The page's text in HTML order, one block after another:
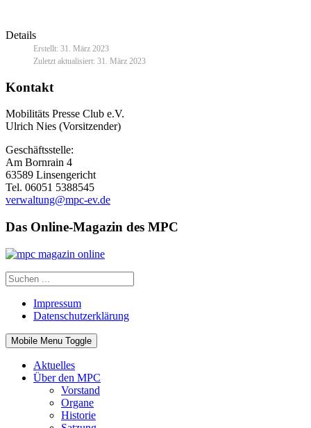
Details
Erstellt: 31. März 2023
Zuletzt aktualisiert: 31. März 2023
Kontakt
Mobilitäts Presse Club e.V.
Ulrich Nies (Vorsitzender)
Geschäftsstelle:
Am Bornrain 4
63589 Linsengericht
Tel. 06051 5388545
verwaltung@mpc-ev.de
Das Online-Magazin des MPC
Impressum
Datenschutzerklärung
Mobile Menu Toggle
Aktuelles
Über den MPC
Vorstand
Organe
Historie